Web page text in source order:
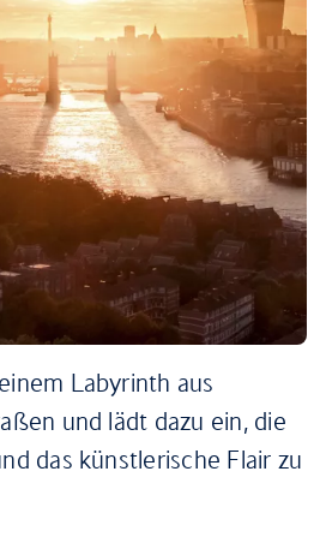
Labyrinth aus
und lädt dazu ein, die
das künstlerische Flair zu